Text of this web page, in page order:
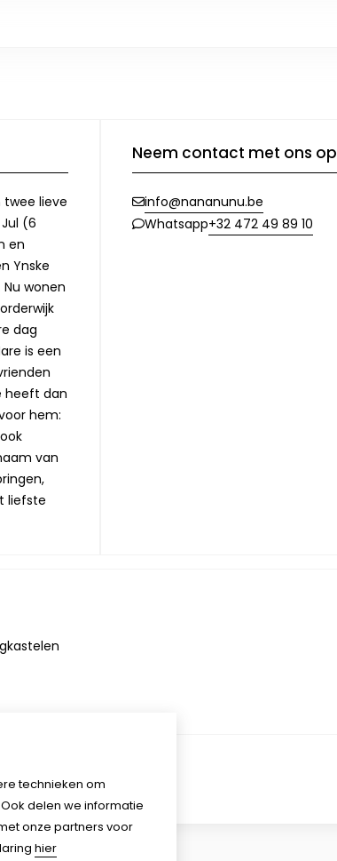
twee lieve
(6
en
Ynske
wonen
dag
is een
heeft dan
hem:
van
liefste
Neem contact met ons op
info@nananunu.be
Whatsapp+32 472 49 89 10
technieken om
delen we informatie
onze partners voor
hier